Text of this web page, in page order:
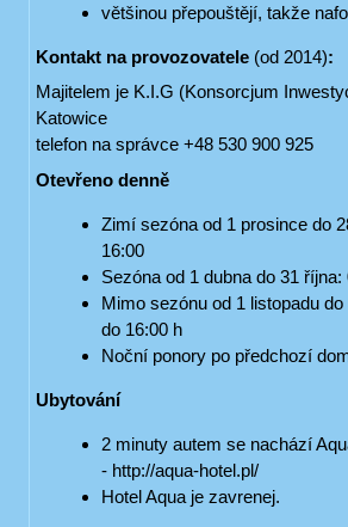
většinou přepouštějí, takže
Kontakt na provozovatele (od 2014):
Majitelem je K.I.G (Konsorcjum
Katowice
telefon na správce +48 530 900 925
Otevřeno denně
Zimí sezóna od 1 prosince do
16:00
Sezóna od 1 dubna do 31 října:
Mimo sezónu od 1 listopadu
do 16:00 h
Noční ponory po předchozí
Ubytování
2 minuty autem se nachází
- http://aqua-hotel.pl/
Hotel Aqua je zavrenej.